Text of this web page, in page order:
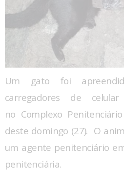
Um gato foi
carregadores de
no Complexo
deste domingo (27). O
um agente penitenciário
penitenciária.